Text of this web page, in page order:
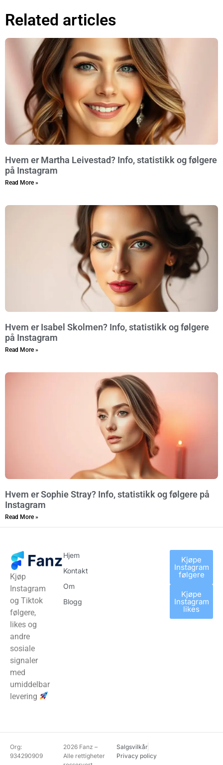
Related articles
Hvem er Martha Leivestad? Info, statistikk og følgere
på Instagram
Read More »
Hvem er Isabel Skolmen? Info, statistikk og følgere
på Instagram
Read More »
Hvem er Sophie Stray? Info, statistikk og følgere på
Instagram
Read More »
Kjøp
Instagram
og Tiktok
følgere,
likes og
andre
sosiale
signaler
med
umiddelbar
levering
Hjem
Kontakt
Om
Blogg
Kjøpe
Instagram
følgere
Kjøpe
Instagram
likes
Org:
934290909
2026 Fanz –
Alle rettigheter
Salgsvilkår
Privacy policy